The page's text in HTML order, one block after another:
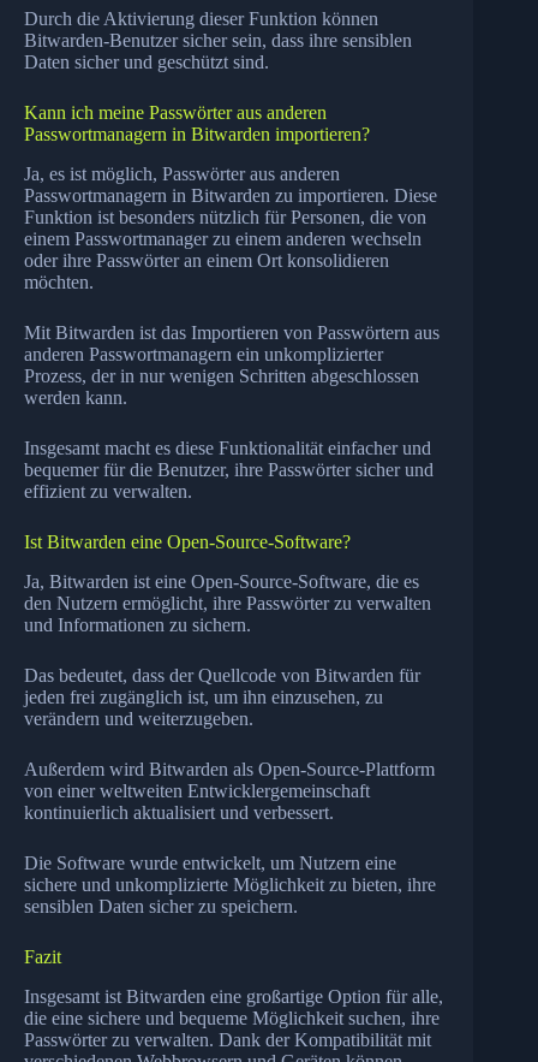
Durch die Aktivierung dieser Funktion können
Bitwarden-Benutzer sicher sein, dass ihre sensiblen
Daten sicher und geschützt sind.
Kann ich meine Passwörter aus anderen
Passwortmanagern in Bitwarden importieren?
Ja, es ist möglich, Passwörter aus anderen
Passwortmanagern in Bitwarden zu importieren. Diese
Funktion ist besonders nützlich für Personen, die von
einem Passwortmanager zu einem anderen wechseln
oder ihre Passwörter an einem Ort konsolidieren
möchten.
Mit Bitwarden ist das Importieren von Passwörtern aus
anderen Passwortmanagern ein unkomplizierter
Prozess, der in nur wenigen Schritten abgeschlossen
werden kann.
Insgesamt macht es diese Funktionalität einfacher und
bequemer für die Benutzer, ihre Passwörter sicher und
effizient zu verwalten.
Ist Bitwarden eine Open-Source-Software?
Ja, Bitwarden ist eine Open-Source-Software, die es
den Nutzern ermöglicht, ihre Passwörter zu verwalten
und Informationen zu sichern.
Das bedeutet, dass der Quellcode von Bitwarden für
jeden frei zugänglich ist, um ihn einzusehen, zu
verändern und weiterzugeben.
Außerdem wird Bitwarden als Open-Source-Plattform
von einer weltweiten Entwicklergemeinschaft
kontinuierlich aktualisiert und verbessert.
Die Software wurde entwickelt, um Nutzern eine
sichere und unkomplizierte Möglichkeit zu bieten, ihre
sensiblen Daten sicher zu speichern.
Fazit
Insgesamt ist Bitwarden eine großartige Option für alle,
die eine sichere und bequeme Möglichkeit suchen, ihre
Passwörter zu verwalten. Dank der Kompatibilität mit